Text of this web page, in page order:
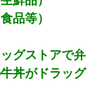
品等）
グストアで弁
丼がドラッグ